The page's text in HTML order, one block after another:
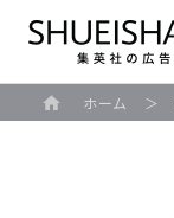
ホーム ＞